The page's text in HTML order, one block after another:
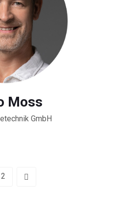
Moss
GmbH
2